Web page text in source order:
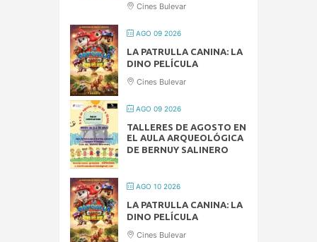
Cines Bulevar
AGO 09 2026
LA PATRULLA CANINA: LA
DINO PELÍCULA
Cines Bulevar
AGO 09 2026
TALLERES DE AGOSTO EN
EL AULA ARQUEOLÓGICA
DE BERNUY SALINERO
AGO 10 2026
LA PATRULLA CANINA: LA
DINO PELÍCULA
Cines Bulevar